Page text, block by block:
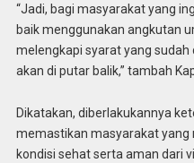
“Jadi, bagi masyarakat yang
baik menggunakan angkutan
melengkapi syarat yang
akan di putar balik,” tambah
Dikatakan, diberlakukannya
memastikan masyarakat yang
kondisi sehat serta aman dari